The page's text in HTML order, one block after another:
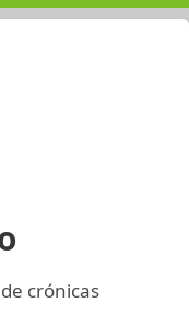
crónicas